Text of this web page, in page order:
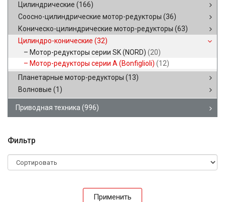
Цилиндрические (166)
Соосно-цилиндрические мотор-редукторы (36)
Коническо-цилиндрические мотор-редукторы (63)
Цилиндро-конические (32)
Мотор-редукторы серии SK (NORD) (20)
Мотор-редукторы серии A (Bonfiglioli) (12)
Планетарные мотор-редукторы (13)
Волновые (1)
Приводная техника (996)
Фильтр
Применить